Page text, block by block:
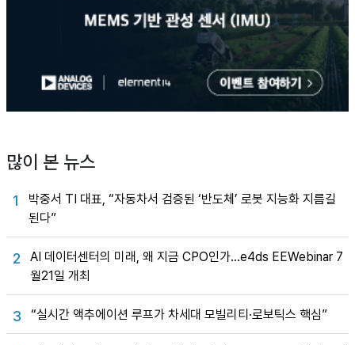
많이 본 뉴스
1
박중서 TI 대표, “자동차서 검증된 ‘반도체’ 로봇 지능화 지름길
된다”
2
AI 데이터센터의 미래, 왜 지금 CPO인가…e4ds EEWebinar 7
월21일 개최
3 “실시간 액추에이션 루프가 차세대 모빌리티·로보틱스 핵심”